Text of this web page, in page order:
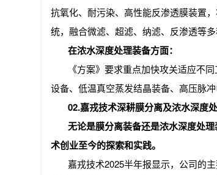
抗氧化、耐污染、高性能反渗透膜装置
统，融合微滤、超滤、纳滤、反渗透等
在浓水深度处理装备方面：
《方案》要求重点加快攻关适应不
设备、低温真空蒸发结晶装备、高压脉
02.嘉戎技术深耕膜分离及浓水深度
无论是膜分离装备还是浓水深度处
术创业至今的探索和实践。
嘉戎技术2025半年报显示，公司的